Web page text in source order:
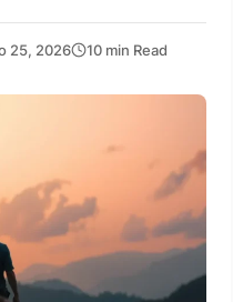
25, 2026 10 min Read